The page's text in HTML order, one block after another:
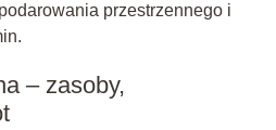
przestrzennego i
– zasoby,